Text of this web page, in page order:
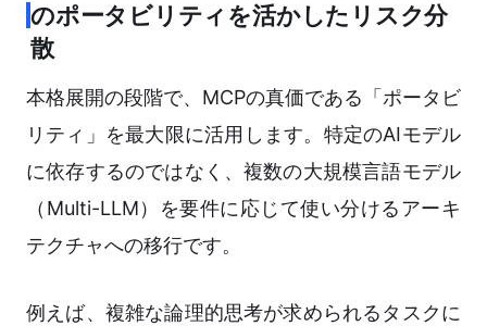
のポータビリティを活かしたリスク分
散
本格展開の段階で、MCPの真価である「ポータビ
リティ」を最大限に活用します。特定のAIモデル
に依存するのではなく、複数の大規模言語モデル
（Multi-LLM）を要件に応じて使い分けるアーキ
テクチャへの移行です。
例えば、複雑な論理的思考が求められるタスクに